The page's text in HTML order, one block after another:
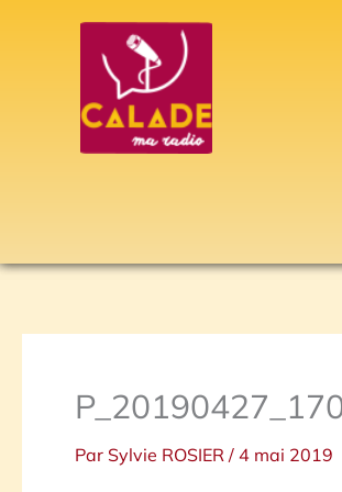
Par Sylvie ROSIER / 4 mai 2019